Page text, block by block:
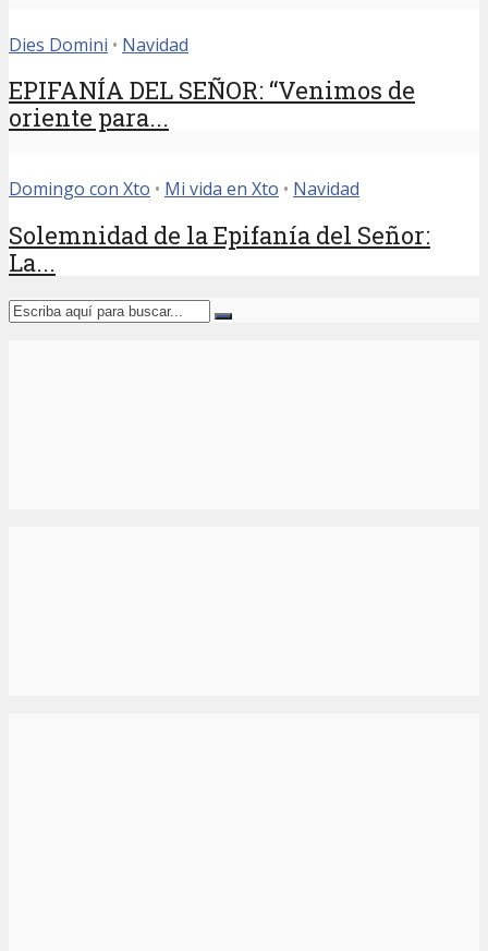
Dies Domini • Navidad
EPIFANÍA DEL SEÑOR: “Venimos de
oriente para...
Domingo con Xto • Mi vida en Xto • Navidad
Solemnidad de la Epifanía del Señor:
La...